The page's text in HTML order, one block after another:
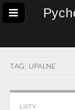
TAG: UPALNE
LISTY